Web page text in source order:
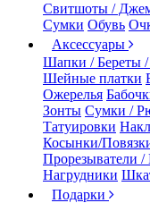
Свитшоты /
Сумки Обувь
Аксессуары
Шапки / Береты
Шейные платки
Ожерелья
Зонты Сумки /
Татуировки
Косынки/
Прорезыватели /
Нагрудники
Подарки